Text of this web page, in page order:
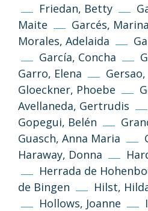
Friedan, Betty
Maite
Garcés, Marina
Morales, Adelaida
García, Concha
Garro, Elena
Gloeckner, Phoebe
Avellaneda, Gertrudis
Gopegui, Belén
Guasch, Anna Maria
Haraway, Donna
Herrada de
de Bingen
Hilst,
Hollows, Joanne